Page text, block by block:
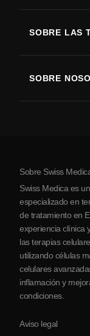
Enfermedad
Artritis
SOBRE LAS
SOBRE
Sobre Serbia
Sobre Swiss
Swiss Medica es
especializado en
de tratamiento en
experiencia clínica
las terapias
utilizando células
celulares
inflamación y
condiciones.
Aviso legal